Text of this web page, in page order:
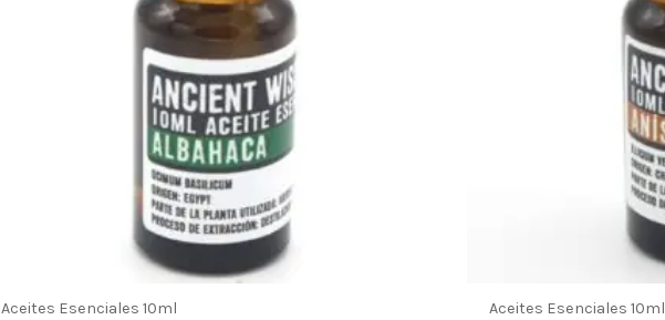
Aceites Esenciales 10ml Aceites Esenciales 10ml